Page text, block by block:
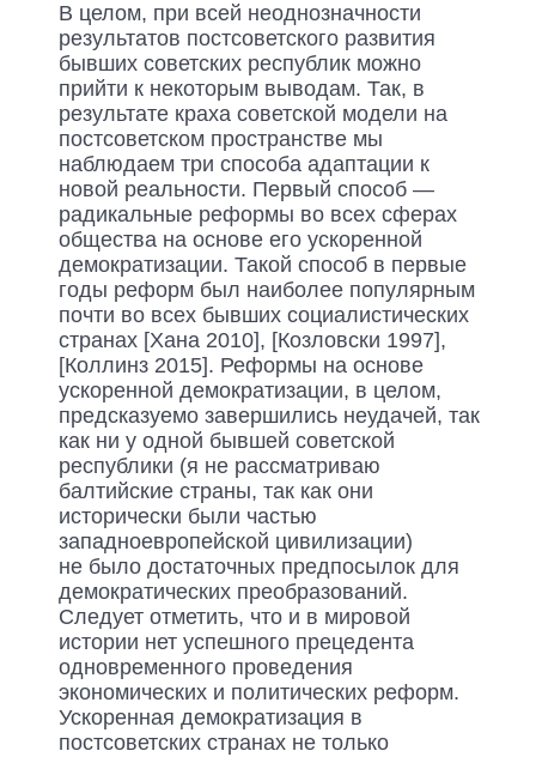
В целом, при всей неоднозначности
результатов постсоветского развития
бывших советских республик можно
прийти к некоторым выводам. Так, в
результате краха советской модели на
постсоветском пространстве мы
наблюдаем три способа адаптации к
новой реальности. Первый способ —
радикальные реформы во всех сферах
общества на основе его ускоренной
демократизации. Такой способ в первые
годы реформ был наиболее популярным
почти во всех бывших социалистических
странах [Хана 2010], [Козловски 1997],
[Коллинз 2015]. Реформы на основе
ускоренной демократизации, в целом,
предсказуемо завершились неудачей, так
как ни у одной бывшей советской
республики (я не рассматриваю
балтийские страны, так как они
исторически были частью
западноевропейской цивилизации)
не было достаточных предпосылок для
демократических преобразований.
Следует отметить, что и в мировой
истории нет успешного прецедента
одновременного проведения
экономических и политических реформ.
Ускоренная демократизация в
постсоветских странах не только